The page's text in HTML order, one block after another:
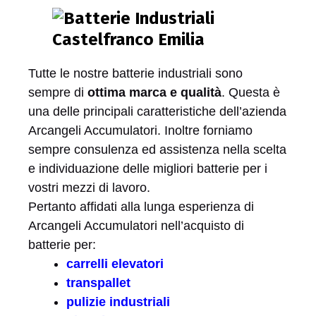
Tutte le nostre batterie industriali sono
sempre di ottima marca e qualità. Questa è
una delle principali caratteristiche dell’azienda
Arcangeli Accumulatori. Inoltre forniamo
sempre consulenza ed assistenza nella scelta
e individuazione delle migliori batterie per i
vostri mezzi di lavoro.
Pertanto affidati alla lunga esperienza di
Arcangeli Accumulatori nell’acquisto di
batterie per:
carrelli elevatori
transpallet
pulizie industriali